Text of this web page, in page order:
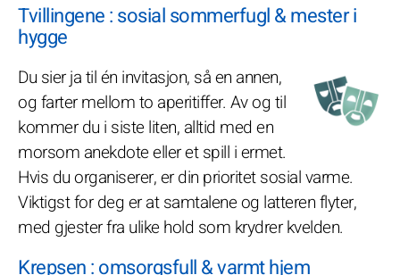
Tvillingene : sosial sommerfugl & mester i
hygge
Du sier ja til én invitasjon, så en annen,
og farter mellom to aperitiffer. Av og til
kommer du i siste liten, alltid med en
morsom anekdote eller et spill i ermet.
Hvis du organiserer, er din prioritet sosial varme.
Viktigst for deg er at samtalene og latteren flyter,
med gjester fra ulike hold som krydrer kvelden.
Krepsen : omsorgsfull & varmt hjem